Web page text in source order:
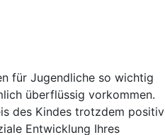
für Jugendliche so wichtig
überflüssig vorkommen.
des Kindes trotzdem positiv
Entwicklung Ihres